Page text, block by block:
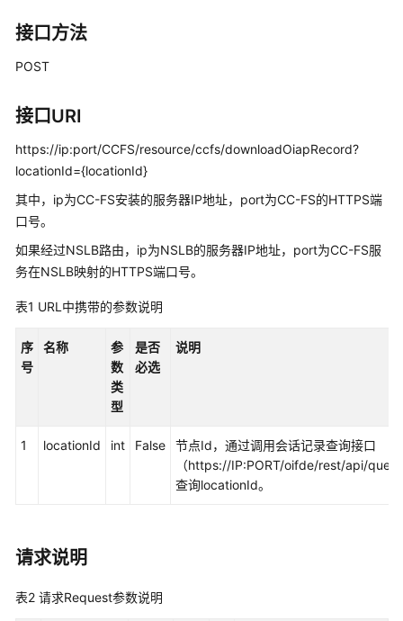
明
开
指
南
API
考
接
口
权
式
置
考
（API
接口方法
POST
接口URI
https://ip:port/CCFS/resource/ccfs/downloadOiapRecord?
locationId={locationId}
其中，ip为CC-FS安装的服务器IP地址，port为CC-FS的HTTPS端
口号。
如果经过NSLB路由，ip为NSLB的服务器IP地址，port为CC-FS服
务在NSLB映射的HTTPS端口号。
表1 URL中携带的参数说明
序
号
名称
参
数
类
型
是否
必选
说明
1 locationId int False
节点Id，通过调用会话记录查询接口
（https://IP:PORT/oifde/rest/api/
查询locationId。
请求说明
表2 请求Request参数说明